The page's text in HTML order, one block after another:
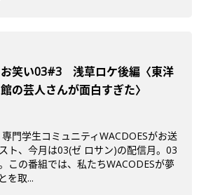
お笑い03#3 浅草ロケ後編〈東洋
館の芸人さんが面白すぎた〉
専門学生コミュニティWACDOESがお送
ト、今月は03(ゼ ロサン)の配信月。03
この番組では、私たちWACODESが夢
を取...